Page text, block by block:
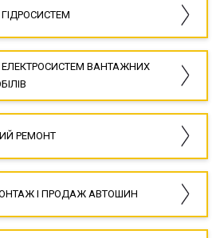
ВАНТАЖНИХ
РЕМОНТ
І ПРОДАЖ АВТОШИН